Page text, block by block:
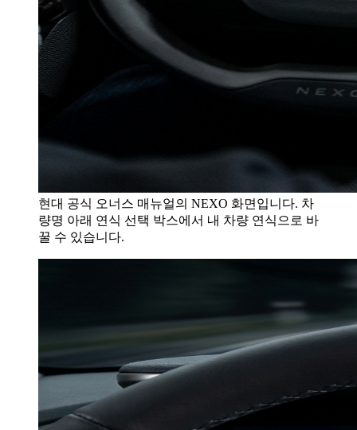
현대 공식 오너스 매뉴얼의 NEXO 화면입니다. 차
량명 아래 연식 선택 박스에서 내 차량 연식으로 바
꿀 수 있습니다.